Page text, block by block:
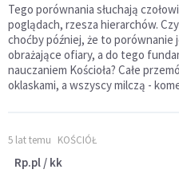
Tego porównania słuchają
poglądach, rzesza hierarchów.
choćby później, że to
obrażające ofiary, a do tego
nauczaniem Kościoła? Całe
oklaskami, a wszyscy milczą -
5 lat temu KOŚCIÓŁ
Rp.pl / kk